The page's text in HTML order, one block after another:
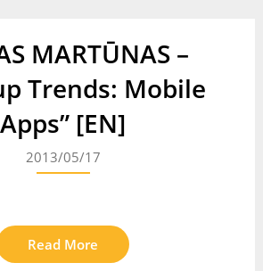
MARTŪNAS –
Trends: Mobile
Apps” [EN]
2013/05/17
Read More